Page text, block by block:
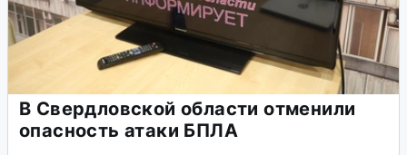
В Свердловской области отменили
опасность атаки БПЛА